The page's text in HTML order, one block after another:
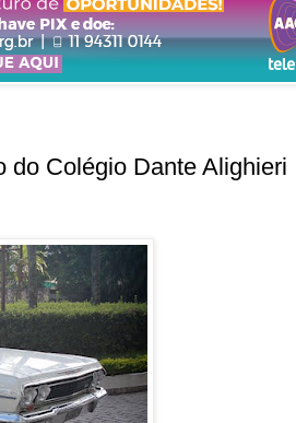
do Colégio Dante Alighieri